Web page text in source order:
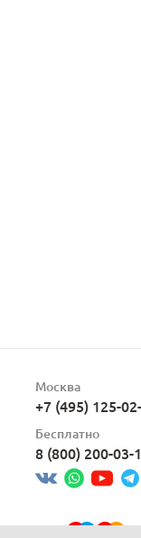
Москва
+7 (495) 125-
Бесплатно
8 (800) 200-03-